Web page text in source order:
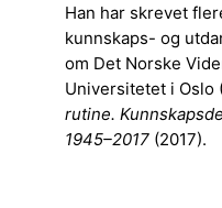
Han har skrevet
kunnskaps- og
om Det Norske
Universitetet i Oslo
rutine.
1945–2017 (2017).